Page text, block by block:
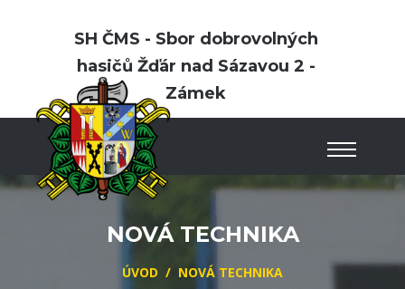
SH ČMS - Sbor dobrovolných
hasičů Žďár nad Sázavou 2 -
Zámek
NOVÁ TECHNIKA
ÚVOD / NOVÁ TECHNIKA